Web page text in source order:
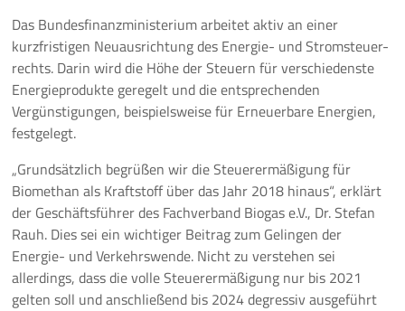
Statements
Positionen
Jobs
Mediathek
Akkreditierung
Mehr
Das Bundesfinanzministerium arbeitet aktiv an einer
kurzfristigen Neuausrichtung des Energie- und Stromsteuer-
rechts. Darin wird die Höhe der Steuern für verschiedenste
Energieprodukte geregelt und die entsprechenden
Vergünstigungen, beispielsweise für Erneuerbare Energien,
festgelegt.
„Grundsätzlich begrüßen wir die Steuerermäßigung für
Biomethan als Kraftstoff über das Jahr 2018 hinaus“, erklärt
der Geschäftsführer des Fachverband Biogas e.V., Dr. Stefan
Rauh. Dies sei ein wichtiger Beitrag zum Gelingen der
Energie- und Verkehrswende. Nicht zu verstehen sei
allerdings, dass die volle Steuerermäßigung nur bis 2021
gelten soll und anschließend bis 2024 degressiv ausgeführt